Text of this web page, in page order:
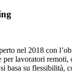
nel 2018 con
per lavoratori remoti,
basa su flessibilità,